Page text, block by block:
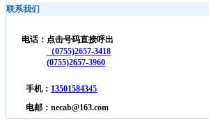
联系我们
电话：点击号码直接呼出
（0755)2657-3418
(0755)2657-3960
手机： 13501584345
电邮：necab@163.com